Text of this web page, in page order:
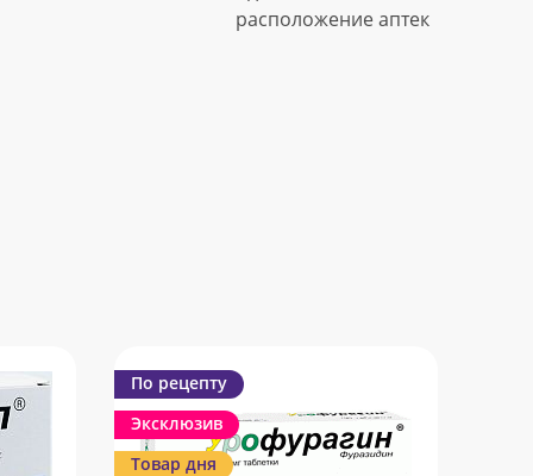
расположение аптек
По рецепту
Эксклюзив
Товар дня